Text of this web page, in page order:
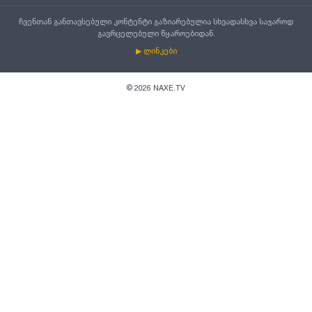
ჩვენთან განთავსებული კონტენტი გაზიარებულია სხვადასხვა საჯაროდ
გავრცელებული წყაროებიდან.
▶ ლინკები
© 2026 NAXE.TV